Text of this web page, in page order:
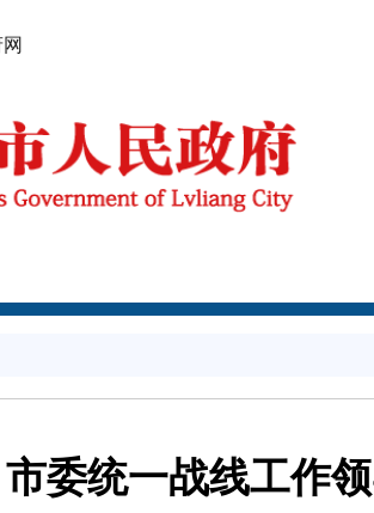
市委统一战线工作